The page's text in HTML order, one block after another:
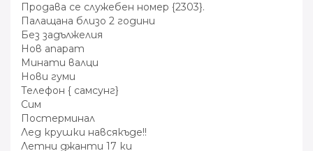
Продава се служебен номер {2303}.
Палащана близо 2 години
Без задължелия
Нов апарат
Минати валци
Нови гуми
Телефон { самсунг}
Сим
Постерминал
Лед крушки навсякъде!!
Летни джанти 17 ки